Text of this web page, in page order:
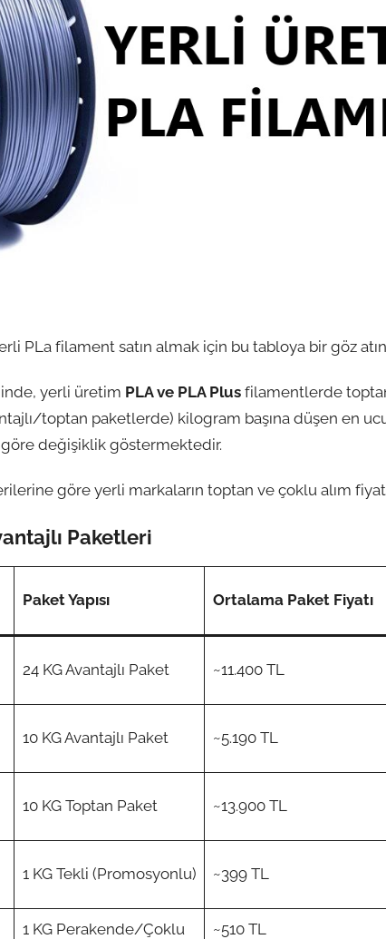
PLa filament satın almak için bu tabloya bir göz
yerli üretim PLA ve PLA Plus filamentlerde
toptan paketlerde) kilogram başına düşen en
değişiklik göstermektedir.
göre yerli markaların toptan ve çoklu alım
Paketleri
Paket Yapısı Ortalama Paket Fiyatı
24 KG Avantajlı Paket ~11.400 TL
10 KG Avantajlı Paket ~5.190 TL
10 KG Toptan Paket ~13.900 TL
1 KG Tekli (Promosyonlu) ~399 TL
1 KG Perakende/Çoklu ~510 TL